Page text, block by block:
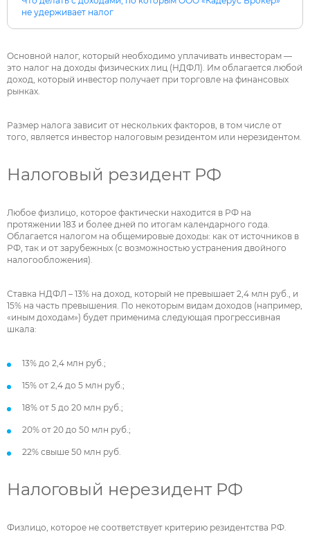
не удерживает налог
Основной налог, который необходимо уплачивать инвесторам —
это налог на доходы физических лиц (НДФЛ). Им облагается любой
доход, который инвестор получает при торговле на финансовых
рынках.
Размер налога зависит от нескольких факторов, в том числе от
того, является инвестор налоговым резидентом или нерезидентом.
Налоговый резидент РФ
Любое физлицо, которое фактически находится в РФ на
протяжении 183 и более дней по итогам календарного года.
Облагается налогом на общемировые доходы: как от источников в
РФ, так и от зарубежных (с возможностью устранения двойного
налогообложения).
Ставка НДФЛ – 13% на доход, который не превышает 2,4 млн руб., и
15% на часть превышения. По некоторым видам доходов (например,
«иным доходам») будет применима следующая прогрессивная
шкала:
13% до 2,4 млн руб.;
15% от 2,4 до 5 млн руб.;
18% от 5 до 20 млн руб.;
20% от 20 до 50 млн руб.;
22% свыше 50 млн руб.
Налоговый нерезидент РФ
Физлицо, которое не соответствует критерию резидентства РФ.
Введите символы на картинке: *
Я даю согласие на обработку